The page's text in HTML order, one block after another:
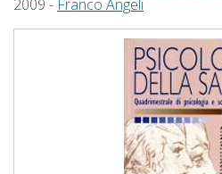
2009 - Franco Angeli